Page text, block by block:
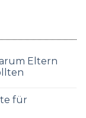
Eltern
für